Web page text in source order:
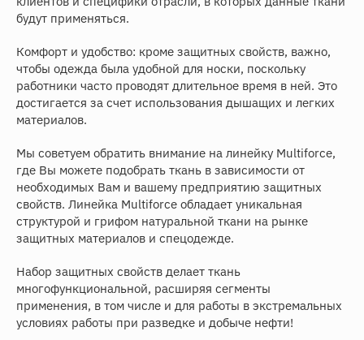
будут применяться.
Комфорт и удобство: кроме защитных свойств, важно,
чтобы одежда была удобной для носки, поскольку
работники часто проводят длительное время в ней. Это
достигается за счет использования дышащих и легких
материалов.
Мы советуем обратить внимание на линейку Multiforce,
где Вы можете подобрать ткань в зависимости от
необходимых Вам и вашему предприятию защитных
свойств. Линейка Multiforce обладает уникальная
структурой и грифом натуральной ткани на рынке
защитных материалов и спецодежде.
Набор защитных свойств делает ткань
многофункциональной, расширяя сегменты
применения, в том числе и для работы в экстремальных
условиях работы при разведке и добыче нефти!